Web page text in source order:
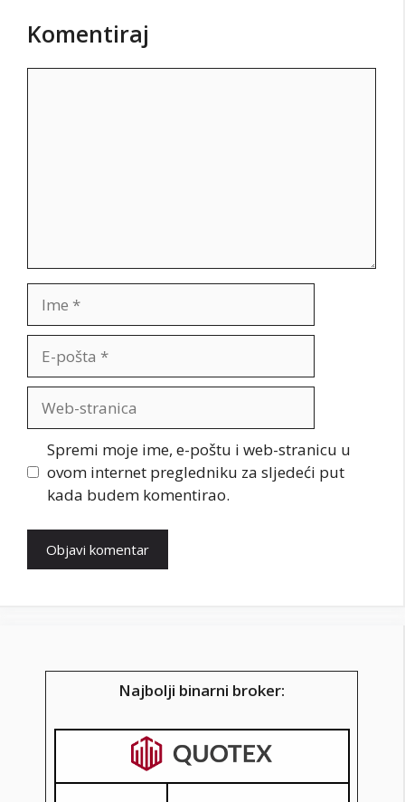
Komentiraj
pošta
stranica
Spremi moje ime, e-poštu i web-stranicu u
ovom internet pregledniku za sljedeći put
kada budem komentirao.
Najbolji binarni broker: